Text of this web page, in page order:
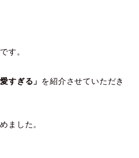
す。
すぎる」
を紹介させていただき
ました。